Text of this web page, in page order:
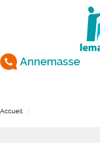
Annemasse
Accueil